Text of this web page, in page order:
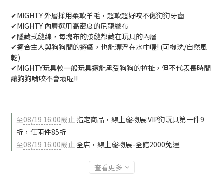
✔MIGHTY 外層採用柔軟羊毛，超軟超好咬不傷狗狗牙齒
✔MIGHTY 內層選用高密度的尼龍織布
✔隱藏式縫線，每塊布的接縫都藏在玩具的內層
✔適合主人與狗狗間的遊戲，也能漂浮在水中喔! (可機洗/自然風
乾)
✔MIGHTY玩具較一般玩具還能承受狗狗的拉扯，但不代表長時間
讓狗狗啃咬不會壞喔!!
至08/19 16:00截止 指定商品，線上寵物展:VIP狗玩具第一件9
折，任兩件85折
至08/19 16:00截止全店，線上寵物展-全館2000免運
查看更多